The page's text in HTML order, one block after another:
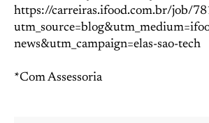
https://carreiras.ifood.com.br/job/
news&utm_campaign=elas-sao-tech
*Com Assessoria